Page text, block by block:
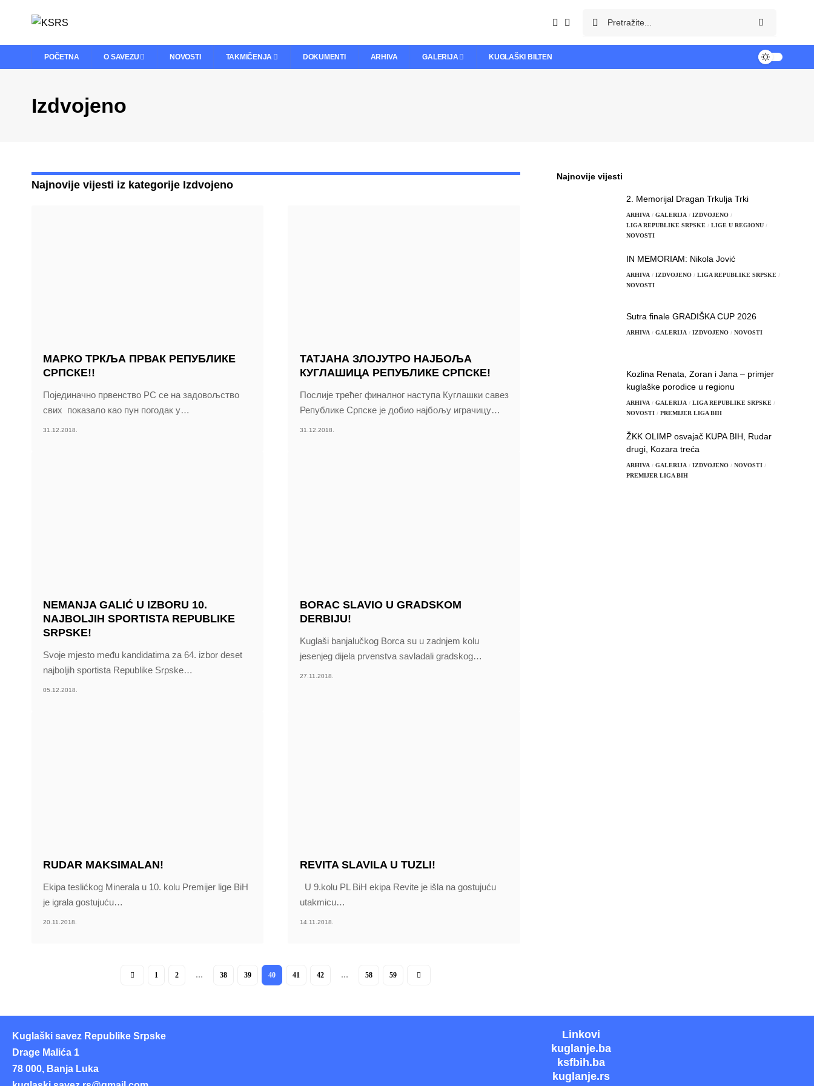
POČETNA O SAVEZU NOVOSTI TAKMIČENJA DOKUMENTI ARHIVA GALERIJA KUGLAŠKI BILTEN
Izdvojeno
Najnovije vijesti iz kategorije Izdvojeno
МАРКО ТРКЉА ПРВАК РЕПУБЛИКЕ
СРПСКЕ!!
Појединачно првенство РС се на задовољство
свих показало као пун погодак у…
31.12.2018.
ТАТЈАНА ЗЛОЈУТРО НАЈБОЉА
КУГЛАШИЦА РЕПУБЛИКЕ СРПСКЕ!
Послије трећег финалног наступа Куглашки савез
Републике Српске је добио најбољу игрaчицу…
31.12.2018.
NEMANJA GALIĆ U IZBORU 10.
NAJBOLJIH SPORTISTA REPUBLIKE
SRPSKE!
Svoje mjesto među kandidatima za 64. izbor deset
najboljih sportista Republike Srpske…
05.12.2018.
BORAC SLAVIO U GRADSKOM
DERBIJU!
Kuglaši banjalučkog Borca su u zadnjem kolu
jesenjeg dijela prvenstva savladali gradskog…
27.11.2018.
RUDAR MAKSIMALAN!
Ekipa teslićkog Minerala u 10. kolu Premijer lige BiH
je igrala gostujuću…
20.11.2018.
REVITA SLAVILA U TUZLI!
U 9.kolu PL BiH ekipa Revite je išla na gostujuću
utakmicu…
14.11.2018.
1 2 … 38 39 40 41 42 … 58 59
Najnovije vijesti
2. Memorijal Dragan Trkulja Trki
ARHIVA GALERIJA
IZDVOJENO
LIGA REPUBLIKE SRPSKE
LIGE U REGIONU
NOVOSTI
IN MEMORIAM: Nikola Jović
ARHIVA IZDVOJENO
LIGA REPUBLIKE SRPSKE
NOVOSTI
Sutra finale GRADIŠKA CUP 2026
ARHIVA GALERIJA IZDVOJENO NOVOSTI
Kozlina Renata, Zoran i Jana – primjer
kuglaške porodice u regionu
ARHIVA GALERIJA
LIGA REPUBLIKE SRPSKE
NOVOSTI
PREMIJER LIGA BIH
ŽKK OLIMP osvajač KUPA BIH, Rudar
drugi, Kozara treća
ARHIVA GALERIJA IZDVOJENO
NOVOSTI
PREMIJER LIGA BIH
Kuglaški savez Republike Srpske
Drage Malića 1
78 000, Banja Luka
Linkovi
kuglanje.ba
ksfbih.ba
kuglanje.rs